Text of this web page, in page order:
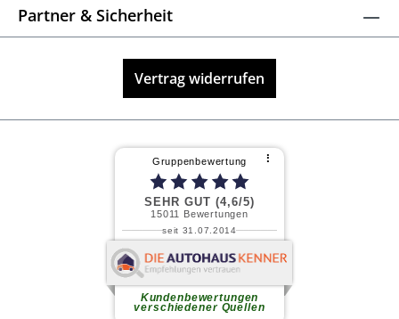
Partner & Sicherheit
Vertrag widerrufen